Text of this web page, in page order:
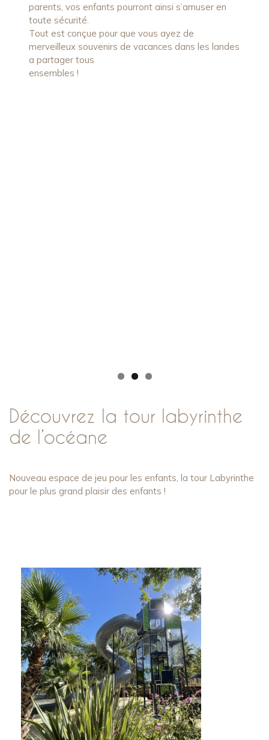
parents, vos enfants pourront ainsi s’amuser en
toute sécurité.
Tout est conçue pour que vous ayez de
merveilleux souvenirs de vacances dans les landes
a partager tous
ensembles !
Découvrez la tour labyrinthe
de l’océane
Nouveau espace de jeu pour les enfants, la tour Labyrinthe
pour le plus grand plaisir des enfants !